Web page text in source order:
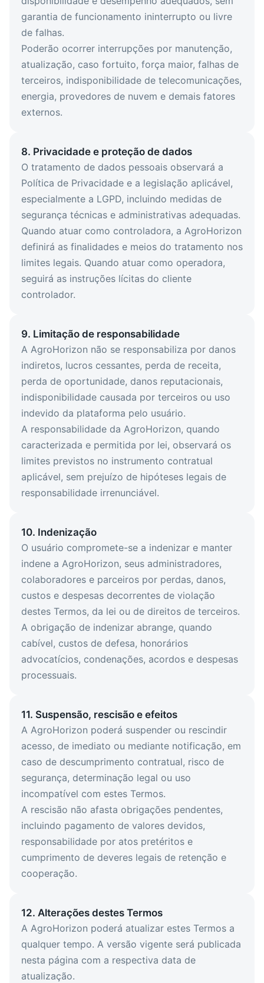
garantia de funcionamento ininterrupto ou livre
de falhas.
Poderão ocorrer interrupções por manutenção,
atualização, caso fortuito, força maior, falhas de
terceiros, indisponibilidade de telecomunicações,
energia, provedores de nuvem e demais fatores
externos.
8. Privacidade e proteção de dados
O tratamento de dados pessoais observará a
Política de Privacidade e a legislação aplicável,
especialmente a LGPD, incluindo medidas de
segurança técnicas e administrativas adequadas.
Quando atuar como controladora, a AgroHorizon
definirá as finalidades e meios do tratamento nos
limites legais. Quando atuar como operadora,
seguirá as instruções lícitas do cliente
controlador.
9. Limitação de responsabilidade
A AgroHorizon não se responsabiliza por danos
indiretos, lucros cessantes, perda de receita,
perda de oportunidade, danos reputacionais,
indisponibilidade causada por terceiros ou uso
indevido da plataforma pelo usuário.
A responsabilidade da AgroHorizon, quando
caracterizada e permitida por lei, observará os
limites previstos no instrumento contratual
aplicável, sem prejuízo de hipóteses legais de
responsabilidade irrenunciável.
10. Indenização
O usuário compromete-se a indenizar e manter
indene a AgroHorizon, seus administradores,
colaboradores e parceiros por perdas, danos,
custos e despesas decorrentes de violação
destes Termos, da lei ou de direitos de terceiros.
A obrigação de indenizar abrange, quando
cabível, custos de defesa, honorários
advocatícios, condenações, acordos e despesas
processuais.
11. Suspensão, rescisão e efeitos
A AgroHorizon poderá suspender ou rescindir
acesso, de imediato ou mediante notificação, em
caso de descumprimento contratual, risco de
segurança, determinação legal ou uso
incompatível com estes Termos.
A rescisão não afasta obrigações pendentes,
incluindo pagamento de valores devidos,
responsabilidade por atos pretéritos e
cumprimento de deveres legais de retenção e
cooperação.
12. Alterações destes Termos
A AgroHorizon poderá atualizar estes Termos a
qualquer tempo. A versão vigente será publicada
nesta página com a respectiva data de
atualização.